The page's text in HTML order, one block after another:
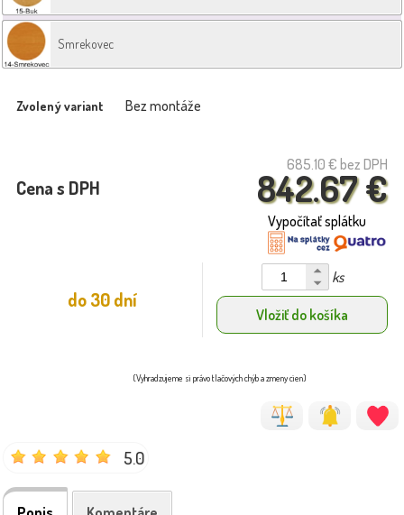
Smrekovec
Zvolený variant Bez montáže
685.10 € bez DPH
842.67 €
Cena s DPH
Vypočítať splátku
do 30 dní
ks
Vložiť do košíka
(Vyhradzujeme si právo tlačových chýb a zmeny cien)
5.0